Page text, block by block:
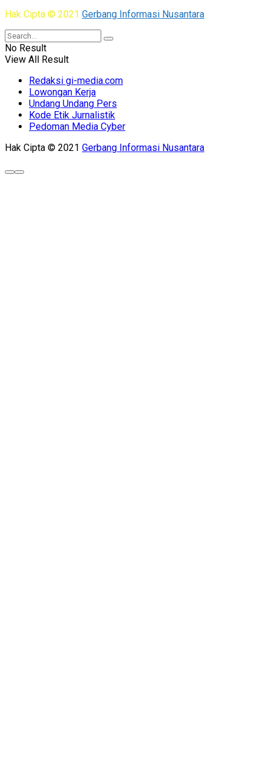
Hak Cipta © 2021 Gerbang Informasi Nusantara
No Result
View All Result
Redaksi gi-media.com
Lowongan Kerja
Undang Undang Pers
Kode Etik Jurnalistik
Pedoman Media Cyber
Hak Cipta © 2021 Gerbang Informasi Nusantara